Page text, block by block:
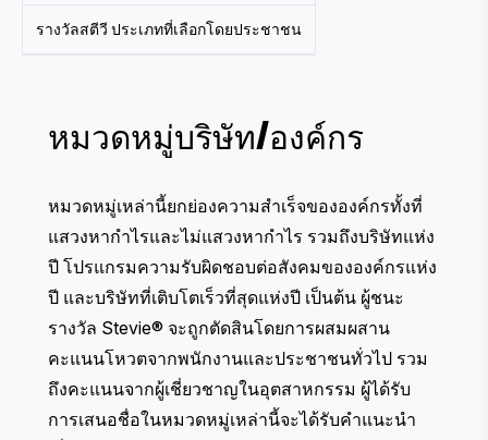
รางวัลสตีวี ประเภทที่เลือกโดยประชาชน
หมวดหมู่บริษัท/องค์กร
หมวดหมู่เหล่านี้ยกย่องความสำเร็จขององค์กรทั้งที่
แสวงหากำไรและไม่แสวงหากำไร รวมถึงบริษัทแห่ง
ปี โปรแกรมความรับผิดชอบต่อสังคมขององค์กรแห่ง
ปี และบริษัทที่เติบโตเร็วที่สุดแห่งปี เป็นต้น ผู้ชนะ
รางวัล Stevie® จะถูกตัดสินโดยการผสมผสาน
คะแนนโหวตจากพนักงานและประชาชนทั่วไป รวม
ถึงคะแนนจากผู้เชี่ยวชาญในอุตสาหกรรม ผู้ได้รับ
การเสนอชื่อในหมวดหมู่เหล่านี้จะได้รับคำแนะนำ